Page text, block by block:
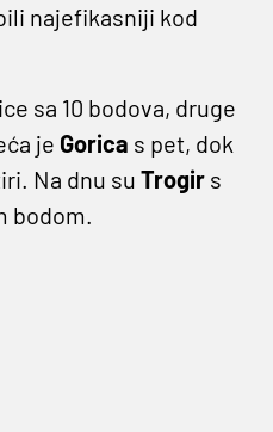
najefikasniji kod
sa 10 bodova, druge
je Gorica s pet, dok
Na dnu su Trogir s
bodom.